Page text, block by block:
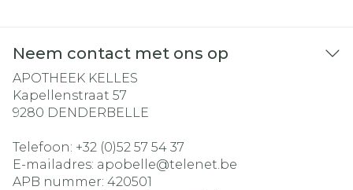
Neem contact met ons op
APOTHEEK KELLES
Kapellenstraat 57
9280 DENDERBELLE
Telefoon: +32 (0)52 57 54 37
E-mailadres: apobelle@telenet.be
APB nummer: 420501